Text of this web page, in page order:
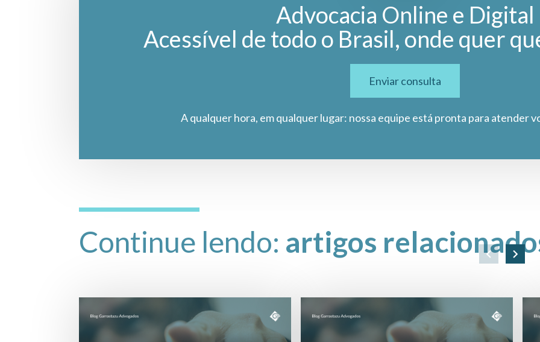
Advocacia Online e Digital
Acessível de todo o Brasil, onde quer
Enviar consulta
A qualquer hora, em qualquer lugar: nossa equipe está pronta para atender
Continue lendo: artigos